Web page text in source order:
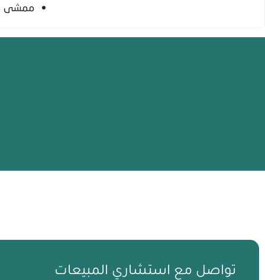
ممشى
تواصل مع استشاري المبيعات